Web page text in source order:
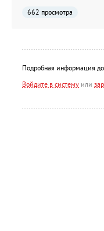
662 просмотра
Подробная информация
Войдите в систему или